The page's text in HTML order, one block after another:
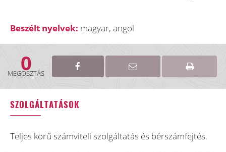
Beszélt nyelvek: magyar, angol
0
MEGOSZTÁS
SZOLGÁLTATÁSOK
Teljes körű számviteli szolgáltatás és bérszámfejtés.